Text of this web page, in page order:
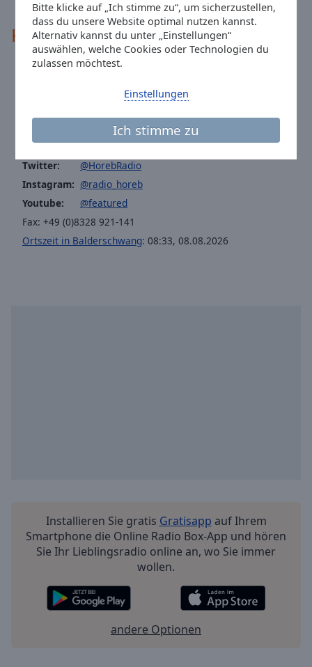
Bitte klicke auf „Ich stimme zu“, um sicherzustellen,
dass du unsere Website optimal nutzen kannst.
Alternativ kannst du unter „Einstellungen“
auswählen, welche Cookies oder Technologien du
zulassen möchtest.
Ich stimme zu
Einstellungen
Kontakte
Adresse:
Dorf 6, 87538 Balderschwang, Germany
+49 8328 921110
info@horeb.org
Facebook:
@radiohoreb
Twitter:
@HorebRadio
Instagram: @radio_horeb
Youtube:
@featured
Fax: +49 (0)8328 921-141
Ortszeit in Balderschwang: 08:33, 08.08.2026
Installieren Sie gratis Gratisapp auf Ihrem
Smartphone die Online Radio Box-App und hören
Sie Ihr Lieblingsradio online an, wo Sie immer
wollen.
andere Optionen